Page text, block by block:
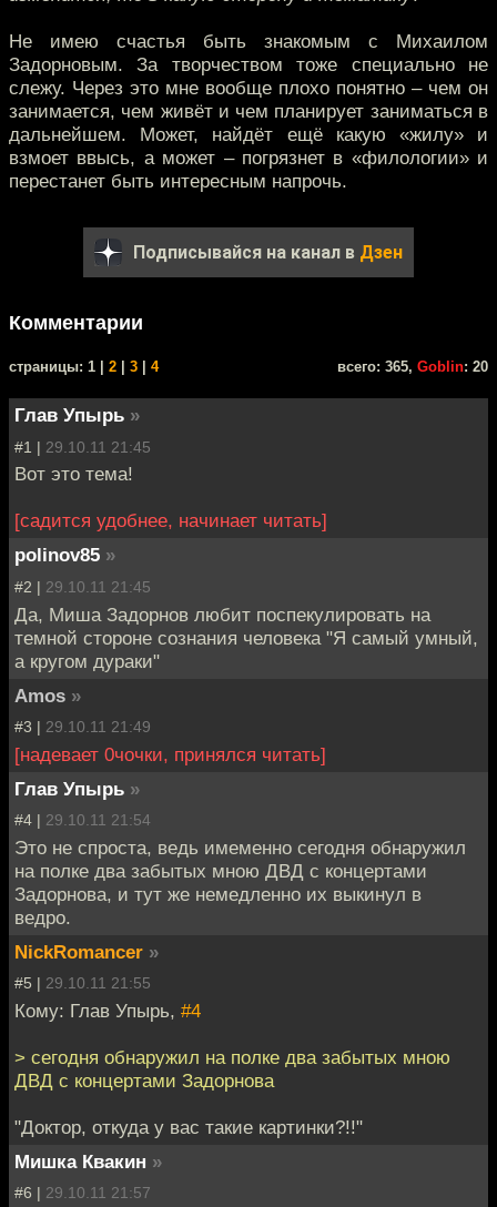
Не имею счастья быть знакомым с Михаилом
Задорновым. За творчеством тоже специально не
слежу. Через это мне вообще плохо понятно – чем он
занимается, чем живёт и чем планирует заниматься в
дальнейшем. Может, найдёт ещё какую «жилу» и
взмоет ввысь, а может – погрязнет в «филологии» и
перестанет быть интересным напрочь.
Подписывайся на канал в Дзен
Комментарии
cтраницы: 1 | 2 3 4 всего: 365, Goblin: 20
Глав Упырь »
#1 | 29.10.11 21:45
Вот это тема!
[садится удобнее, начинает читать]
polinov85 »
#2 | 29.10.11 21:45
Да, Миша Задорнов любит поспекулировать на
темной стороне сознания человека "Я самый умный,
а кругом дураки"
Amos »
#3 | 29.10.11 21:49
[надевает 0чочки, принялся читать]
Глав Упырь »
#4 | 29.10.11 21:54
Это не спроста, ведь имеменно сегодня обнаружил
на полке два забытых мною ДВД с концертами
Задорнова, и тут же немедленно их выкинул в
ведро.
NickRomancer »
#5 | 29.10.11 21:55
Кому: Глав Упырь, #4
> сегодня обнаружил на полке два забытых мною
ДВД с концертами Задорнова
"Доктор, откуда у вас такие картинки?!!"
Мишка Квакин »
#6 | 29.10.11 21:57